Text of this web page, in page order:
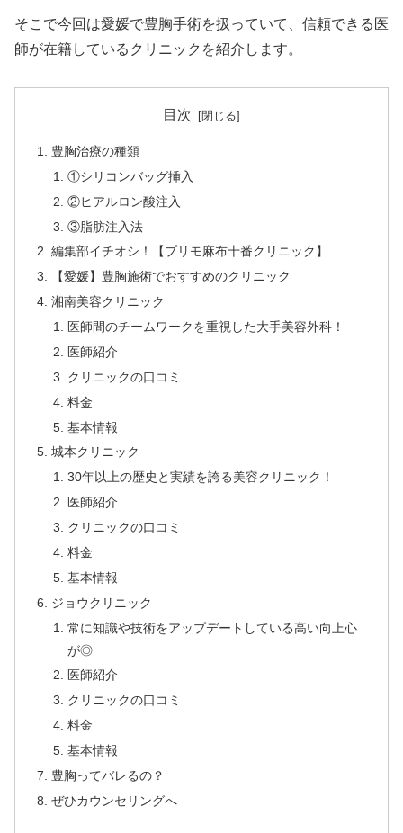
そこで今回は愛媛で豊胸手術を扱っていて、信頼できる医
師が在籍しているクリニックを紹介します。
目次
豊胸治療の種類
①シリコンバッグ挿入
②ヒアルロン酸注入
③脂肪注入法
編集部イチオシ！【プリモ麻布十番クリニック】
【愛媛】豊胸施術でおすすめのクリニック
湘南美容クリニック
医師間のチームワークを重視した大手美容外科！
医師紹介
クリニックの口コミ
料金
基本情報
城本クリニック
30年以上の歴史と実績を誇る美容クリニック！
医師紹介
クリニックの口コミ
料金
基本情報
ジョウクリニック
常に知識や技術をアップデートしている高い向上心
が◎
医師紹介
クリニックの口コミ
料金
基本情報
豊胸ってバレるの？
ぜひカウンセリングへ